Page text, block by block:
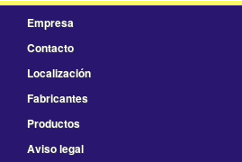
Empresa
Contacto
Localización
Fabricantes
Productos
Aviso legal